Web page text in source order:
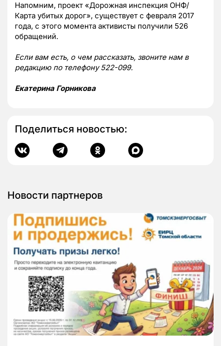
Напомним, проект «Дорожная инспекция ОНФ/
Карта убитых дорог», существует с февраля 2017
года, с этого момента активисты получили 526
обращений.
Если вам есть, о чем рассказать, звоните нам в
редакцию по телефону 522-099.
Екатерина Горникова
Поделиться новостью:
Новости партнеров